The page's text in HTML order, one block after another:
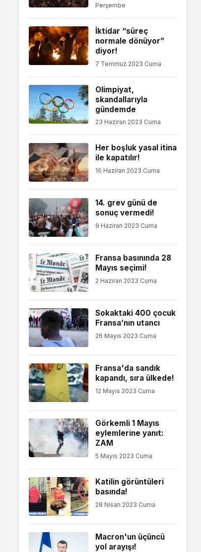
Perşembe
İktidar “süreç
normale dönüyor”
diyor!
7 Temmuz 2023 Cuma
Olimpiyat,
skandallarıyla
gündemde
23 Haziran 2023 Cuma
Her boşluk yasal itina
ile kapatılır!
16 Haziran 2023 Cuma
14. grev günü de
sonuç vermedi!
9 Haziran 2023 Cuma
Fransa basınında 28
Mayıs seçimi!
2 Haziran 2023 Cuma
Sokaktaki 400 çocuk
Fransa’nın utancı
26 Mayıs 2023 Cuma
Fransa'da sandık
kapandı, sıra ülkede!
12 Mayıs 2023 Cuma
Görkemli 1 Mayıs
eylemlerine yanıt:
ZAM
5 Mayıs 2023 Cuma
Katilin görüntüleri
basında!
28 Nisan 2023 Cuma
Macron'un üçüncü
yol arayışı!